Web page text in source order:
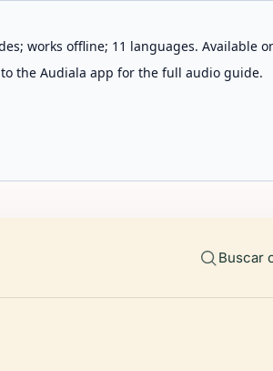
works offline; 11 languages. Available
the Audiala app for the full audio guide.
Buscar